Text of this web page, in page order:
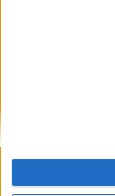
Y como regalo de
gratis una copia
primer año de